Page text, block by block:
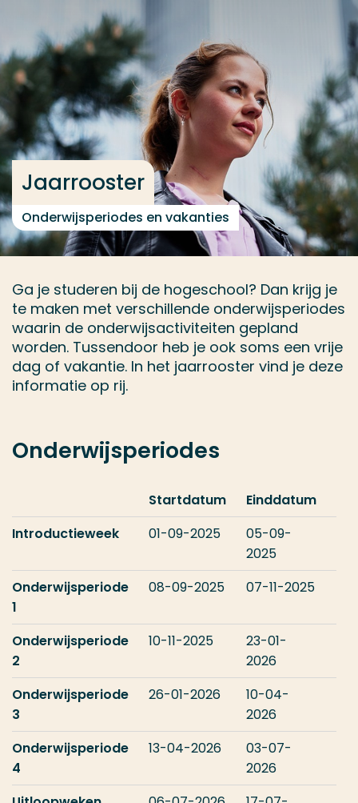
Ga direct naar de content
... > Crossmediale Communicatie voltijd
Jaarrooster
Onderwijsperiodes en vakanties
Ga je studeren bij de hogeschool? Dan krijg je
te maken met verschillende onderwijsperiodes
waarin de onderwijsactiviteiten gepland
worden. Tussendoor heb je ook soms een vrije
dag of vakantie. In het jaarrooster vind je deze
informatie op rij.
Onderwijsperiodes
Startdatum
Einddatum
Introductieweek
01-09-2025
05-09-
2025
Onderwijsperiode
1
08-09-2025 07-11-2025
Onderwijsperiode
2
10-11-2025
23-01-
2026
Onderwijsperiode
3
26-01-2026
10-04-
2026
Onderwijsperiode
4
13-04-2026
03-07-
2026
Veel gezocht
Opleiding